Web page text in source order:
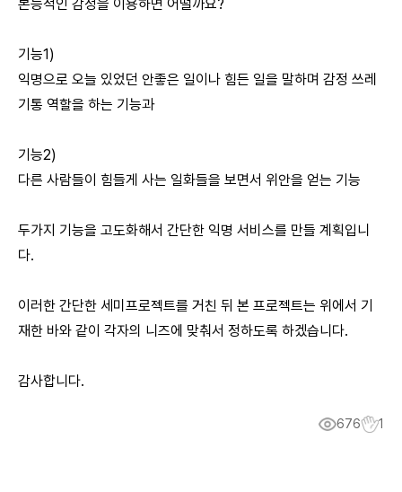
본능적인 감정을 이용하면 어떨까요?
기능1)
익명으로 오늘 있었던 안좋은 일이나 힘든 일을 말하며 감정 쓰레
기통 역할을 하는 기능과
기능2)
다른 사람들이 힘들게 사는 일화들을 보면서 위안을 얻는 기능
두가지 기능을 고도화해서 간단한 익명 서비스를 만들 계획입니
다.
이러한 간단한 세미프로젝트를 거친 뒤 본 프로젝트는 위에서 기
재한 바와 같이 각자의 니즈에 맞춰서 정하도록 하겠습니다.
감사합니다.
676 1